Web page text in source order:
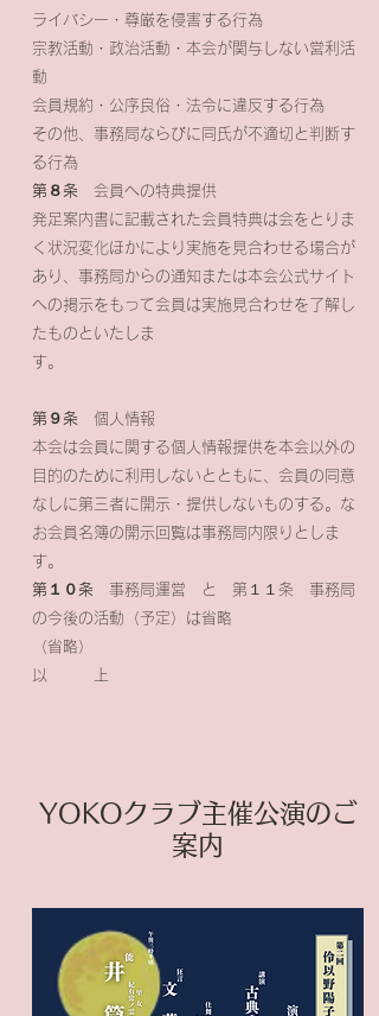
ライバシー・尊厳を侵害する行為
宗教活動・政治活動・本会が関与しない営利活
動
会員規約・公序良俗・法令に違反する行為
その他、事務局ならびに同氏が不適切と判断す
る行為
第８条 会員への特典提供
発足案内書に記載された会員特典は会をとりま
く状況変化ほかにより実施を見合わせる場合が
あり、事務局からの通知または本会公式サイト
への掲示をもって会員は実施見合わせを了解し
たものといたしま
す。
第９条 個人情報
本会は会員に関する個人情報提供を本会以外の
目的のために利用しないとともに、会員の同意
なしに第三者に開示・提供しないものする。な
お会員名簿の開示回覧は事務局内限りとしま
す。
第１０条 事務局運営 と 第１１条 事務局
の今後の活動（予定）は省略
（省略）
以 上
YOKOクラブ主催公演のご
案内